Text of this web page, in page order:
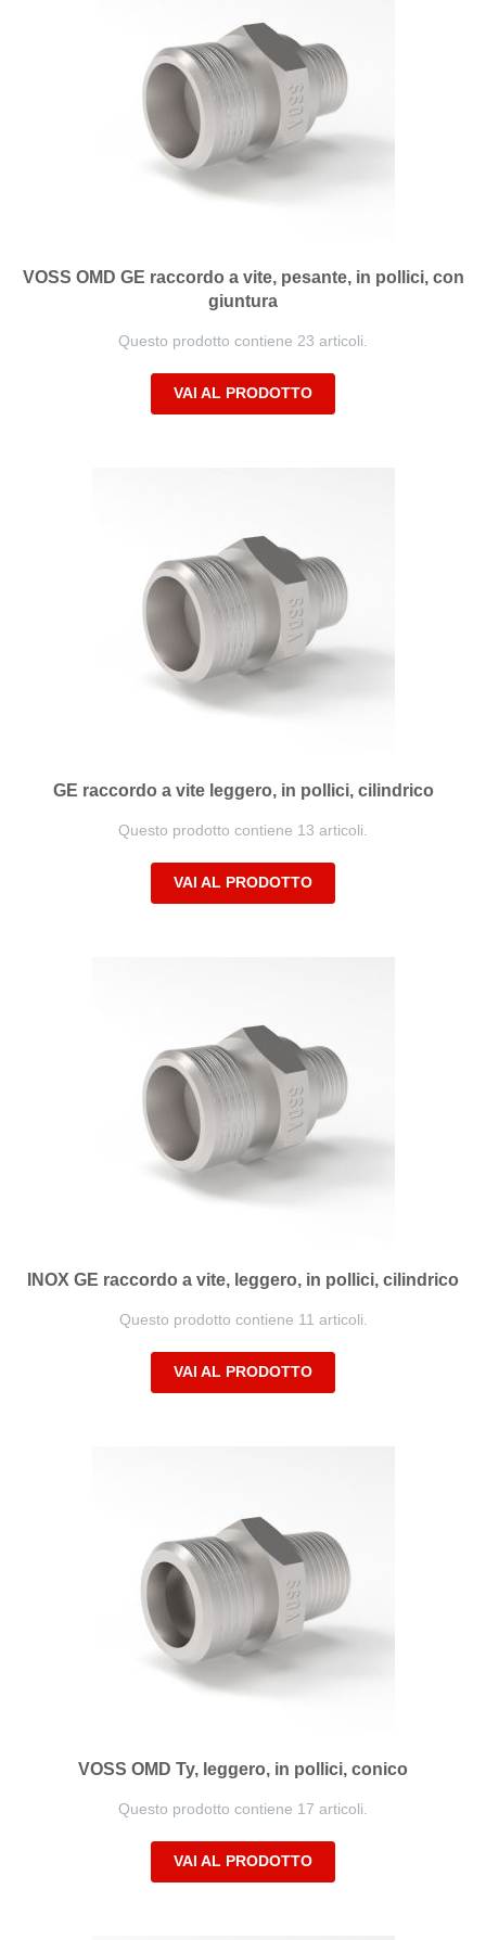
VOSS OMD GE raccordo a vite, pesante, in pollici, con
giuntura
Questo prodotto contiene 23 articoli.
VAI AL PRODOTTO
GE raccordo a vite leggero, in pollici, cilindrico
Questo prodotto contiene 13 articoli.
VAI AL PRODOTTO
INOX GE raccordo a vite, leggero, in pollici, cilindrico
Questo prodotto contiene 11 articoli.
VAI AL PRODOTTO
VOSS OMD Ty, leggero, in pollici, conico
Questo prodotto contiene 17 articoli.
VAI AL PRODOTTO